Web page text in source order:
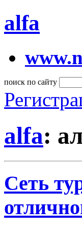
alfa
поиск по сайту
alfa:
Сеть